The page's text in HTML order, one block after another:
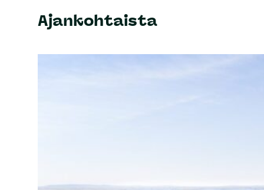
Ajankohtaista